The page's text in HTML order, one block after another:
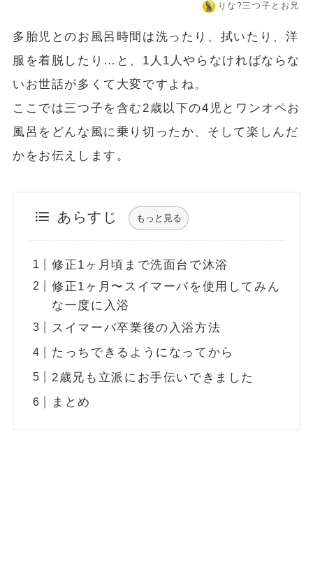
りな?️三つ子とお兄
多胎児とのお風呂時間は洗ったり、拭いたり、洋
服を着脱したり…と、1人1人やらなければならな
いお世話が多くて大変ですよね。
ここでは三つ子を含む2歳以下の4児とワンオペお
風呂をどんな風に乗り切ったか、そして楽しんだ
かをお伝えします。
あらすじ もっと見る
修正1ヶ月頃まで洗面台で沐浴
修正1ヶ月〜スイマーバを使用してみん
な一度に入浴
スイマーバ卒業後の入浴方法
たっちできるようになってから
2歳兄も立派にお手伝いできました
まとめ